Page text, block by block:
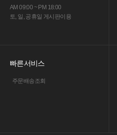
AM 09:00 ~ PM 18:00
토, 일, 공휴일 게시판이용
빠른서비스
주문배송조회